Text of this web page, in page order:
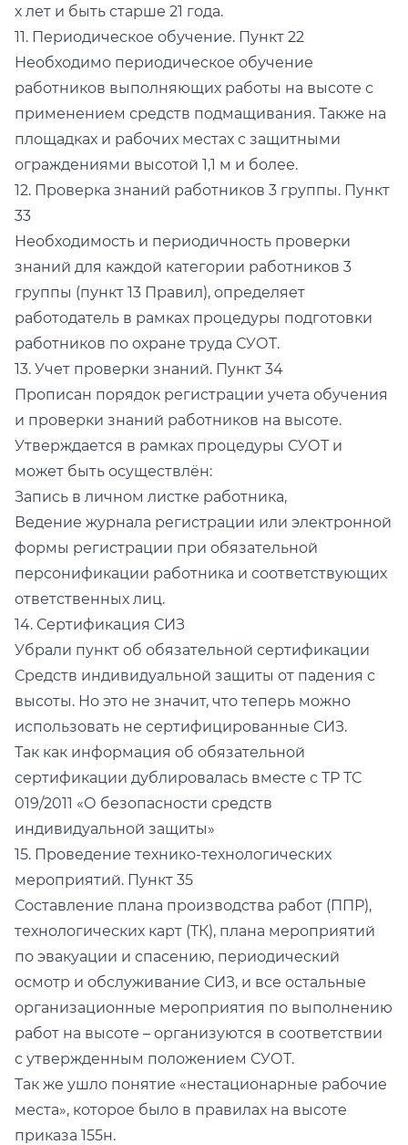
х лет и быть старше 21 года.
11. Периодическое обучение. Пункт 22
Необходимо периодическое обучение
работников выполняющих работы на высоте с
применением средств подмащивания. Также на
площадках и рабочих местах с защитными
ограждениями высотой 1,1 м и более.
12. Проверка знаний работников 3 группы. Пункт
33
Необходимость и периодичность проверки
знаний для каждой категории работников 3
группы (пункт 13 Правил), определяет
работодатель в рамках процедуры подготовки
работников по охране труда СУОТ.
13. Учет проверки знаний. Пункт 34
Прописан порядок регистрации учета обучения
и проверки знаний работников на высоте.
Утверждается в рамках процедуры СУОТ и
может быть осуществлён:
Запись в личном листке работника,
Ведение журнала регистрации или электронной
формы регистрации при обязательной
персонификации работника и соответствующих
ответственных лиц.
14. Сертификация СИЗ
Убрали пункт об обязательной сертификации
Средств индивидуальной защиты от падения с
высоты. Но это не значит, что теперь можно
использовать не сертифицированные СИЗ.
Так как информация об обязательной
сертификации дублировалась вместе с ТР ТС
019/2011 «О безопасности средств
индивидуальной защиты»
15. Проведение технико-технологических
мероприятий. Пункт 35
Составление плана производства работ (ППР),
технологических карт (ТК), плана мероприятий
по эвакуации и спасению, периодический
осмотр и обслуживание СИЗ, и все остальные
организационные мероприятия по выполнению
работ на высоте – организуются в соответствии
с утвержденным положением СУОТ.
Так же ушло понятие «нестационарные рабочие
места», которое было в правилах на высоте
приказа 155н.